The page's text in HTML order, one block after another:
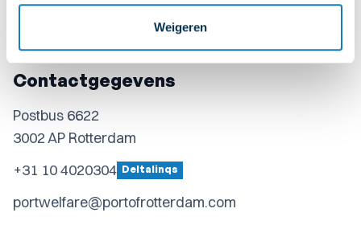
Weigeren
Contactgegevens
Postbus 6622
3002 AP Rotterdam
+31 10 4020304 Deltalinqs
portwelfare@portofrotterdam.com